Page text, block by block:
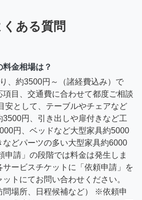
くある質問
金相場は？
、約3500円～（諸経費込み）で
目、交通費に合わせて都度ご相談
安として、テーブルやチェアなど
円、引き出しや扉付きなど工
円、ベッドなど大型家具約5000
などパーツの多い大型家具約6000
申請」の段階では料金は発生しま
ービスチケットに「依頼申請」を
トにてお問い合わせください。
問場所、日程候補など） ※依頼申